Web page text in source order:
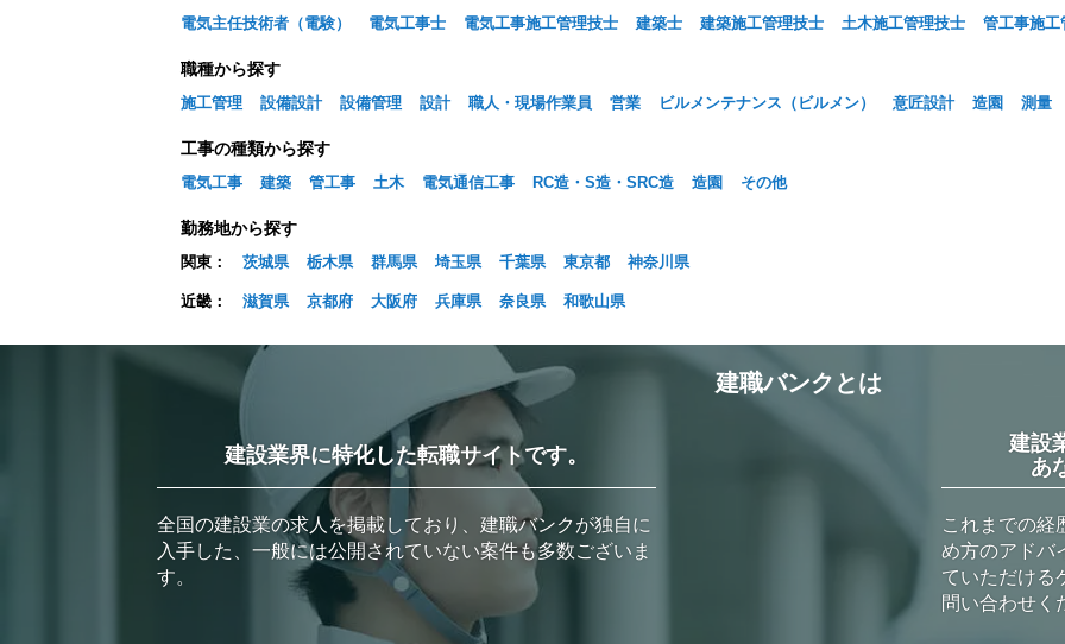
電気主任技術者（電験） 電気工事士 電気工事施工管理技士 建築士 建築施工管理技士 土木施工管理技士 管工事施工
職種から探す
施工管理 設備設計 設備管理 設計 職人・現場作業員 営業 ビルメンテナンス（ビルメン） 意匠設計 造園 測量
工事の種類から探す
電気工事 建築 管工事 土木 電気通信工事 RC造・S造・SRC造 造園 その他
勤務地から探す
関東： 茨城県 栃木県 群馬県 埼玉県 千葉県 東京都 神奈川県
近畿： 滋賀県 京都府 大阪府 兵庫県 奈良県 和歌山県
建職バンクとは
建設業界に特化した転職サイトです。
全国の建設業の求人を掲載しており、建職バンクが独自に
入手した、一般には公開されていない案件も多数ございま
す。
建設
あ
これまでの経
め方のアドバ
ていただける
問い合わせく